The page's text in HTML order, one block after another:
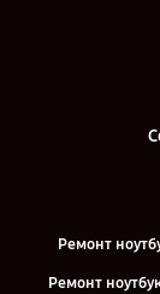
Ремонт
Ремонт